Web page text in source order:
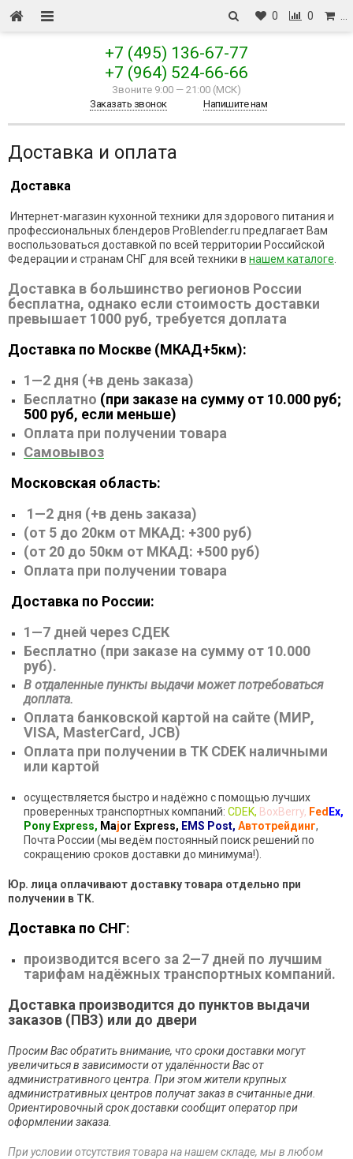
0 0
+7 (495) 136-67-77
+7 (964) 524-66-66
Звоните 9:00 — 21:00 (МСК)
Заказать звонок
Напишите нам
Доставка и оплата
Доставка
Интернет-магазин кухонной техники для здорового питания и
профессиональных блендеров ProBlender.ru предлагает Вам
воспользоваться доставкой по всей территории Российской
Федерации и странам СНГ для всей техники в нашем каталоге
Доставка в большинство регионов России
бесплатна, однако если стоимость доставки
превышает 1000 руб, требуется доплата
Доставка по Москве (МКАД+5км):
1—2 дня (+в день заказа)
Бесплатно (при заказе на сумму от 10.000 руб;
500 руб, если меньше)
Оплата при получении товара
Самовывоз
Московская область:
1—2 дня (+в день заказа)
(от 5 до 20км от МКАД: +300 руб)
(от 20 до 50км от МКАД: +500 руб)
Оплата при получении товара
Доставка по России:
1—7 дней через СДЕК
Бесплатно (при заказе на сумму от 10.000
руб).
В отдаленные пункты выдачи может потребоваться
доплата.
Оплата банковской картой на сайте (МИР,
VISA, MasterCard, JCB)
Оплата при получении в ТК CDEK наличными
или картой
осуществляется быстро и надёжно с помощью лучших
проверенных транспортных компаний: СDEK, BoxBerry, Fed Ex,
Pony Express, Major Express, EMS Post, Автотрейдинг,
Почта России (мы ведём постоянный поиск решений по
сокращению сроков доставки до минимума!).
Юр. лица оплачивают доставку товара отдельно при
получении в ТК.
Доставка по СНГ:
производится всего за 2—7 дней по лучшим
тарифам надёжных транспортных компаний.
Доставка производится до пунктов выдачи
заказов (ПВЗ) или до двери
Просим Вас обратить внимание, что сроки доставки могут
увеличиться в зависимости от удалённости Вас от
административного центра. При этом жители крупных
административных центров получат заказ в считанные дни.
Ориентировочный срок доставки сообщит оператор при
оформлении заказа.
При условии отсутствия товара на нашем складе, мы в любом